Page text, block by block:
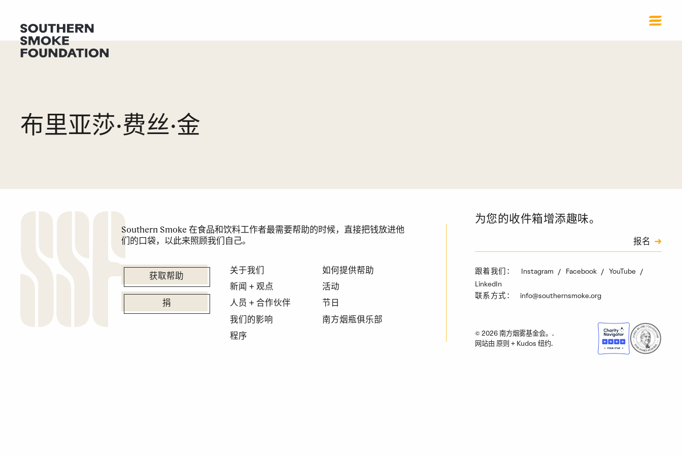
获取帮助
捐
布里亚莎·费丝·金
Southern Smoke 在食品和饮料工作者最需要帮助的时候，直接把钱放进他
们的口袋，以此来照顾我们自己。
获取帮助
捐
关于我们
新闻 + 观点
人员 + 合作伙伴
我们的影响
程序
如何提供帮助
活动
节日
南方烟瓶俱乐部
为您的收件箱增添趣味。
验证码
报名
跟着我们： Instagram Facebook
YouTube
LinkedIn
联系方式： info@southernsmoke.org
© 2026 南方烟雾基金会。.
网站由 原则 + Kudos 纽约.